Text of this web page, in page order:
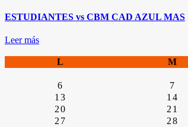
ESTUDIANTES vs CBM CAD AZUL MAS
Leer más
L
M
6
7
13
14
20
21
27
28